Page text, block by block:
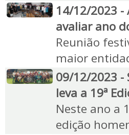
14/12/2023 -
avaliar ano
Reunião
maior
09/12/2023 -
leva a 19ª
Neste ano a
edição